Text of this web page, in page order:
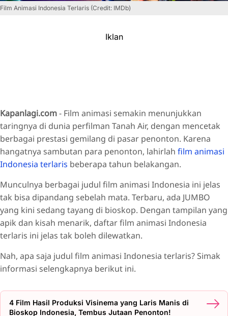
Film Animasi Indonesia Terlaris (Credit: IMDb)
Iklan
Kapanlagi.com- Film animasi semakin menunjukkan
taringnya di dunia perfilman Tanah Air, dengan mencetak
berbagai prestasi gemilang di pasar penonton. Karena
hangatnya sambutan para penonton, lahirlah film animasi
Indonesia terlaris beberapa tahun belakangan.
Munculnya berbagai judul film animasi Indonesia ini jelas
tak bisa dipandang sebelah mata. Terbaru, ada JUMBO
yang kini sedang tayang di bioskop. Dengan tampilan yang
apik dan kisah menarik, daftar film animasi Indonesia
terlaris ini jelas tak boleh dilewatkan.
Nah, apa saja judul film animasi Indonesia terlaris? Simak
informasi selengkapnya berikut ini.
4 Film Hasil Produksi Visinema yang Laris Manis di
Bioskop Indonesia, Tembus Jutaan Penonton!